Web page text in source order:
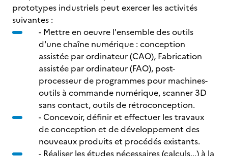
prototypes industriels peut exercer les activités
suivantes :
- Mettre en oeuvre l'ensemble des outils
d'une chaîne numérique : conception
assistée par ordinateur (CAO), Fabrication
assistée par ordinateur (FAO), post-
processeur de programmes pour machines-
outils à commande numérique, scanner 3D
sans contact, outils de rétroconception.
- Concevoir, définir et effectuer les travaux
de conception et de développement des
nouveaux produits et procédés existants.
- Réaliser les études nécessaires (calculs...) à la